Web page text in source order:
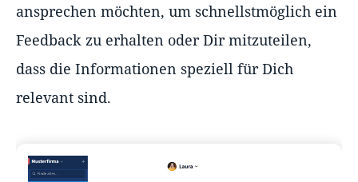
ansprechen möchten, um schnellstmöglich ein
Feedback zu erhalten oder Dir mitzuteilen,
dass die Informationen speziell für Dich
relevant sind.